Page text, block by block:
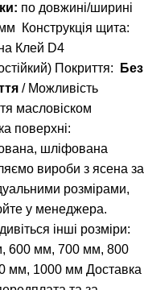
по довжині/ширині
Конструкція щита:
Клей D4
Покриття:
Без
/ Можливість
масловіском
поверхні:
шліфована
вироби з ясена за
розмірами,
у менеджера.
інші розміри:
, 600 мм, 700 мм, 800
мм, 1000 мм Доставка